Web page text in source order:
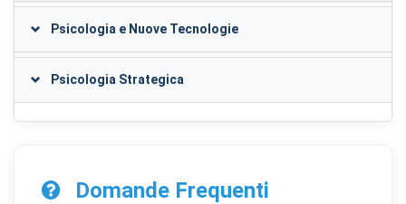
Psicologia e Nuove Tecnologie
Psicologia Strategica
Domande Frequenti